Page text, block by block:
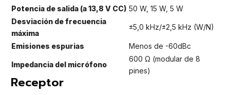
Potencia de salida (a 13,8 V CC) 50 W, 15 W, 5 W
Desviación de frecuencia
máxima
±5,0 kHz/±2,5 kHz (W/N)
Emisiones espurias Menos de -60dBc
Impedancia del micrófono
600 Ω (modular de 8
pines)
Receptor